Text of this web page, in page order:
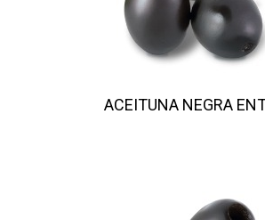
ACEITUNA NEGRA